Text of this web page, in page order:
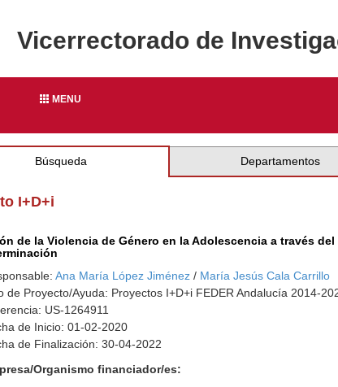
Vicerrectorado de
MENU
Búsqueda Departamentos
I+D+i
de la Violencia de Género en la Adolescencia a través
Ana María López Jiménez / María Jesús Cala Carrillo
de Proyecto/Ayuda: Proyectos I+D+i FEDER Andalucía 2014-
US-1264911
de Inicio: 01-02-2020
de Finalización: 30-04-2022
Organismo financiador/es: